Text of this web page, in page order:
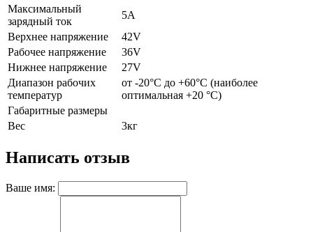
Максимальный
зарядный ток
5А
Верхнее напряжение
42V
Рабочее напряжение
36V
Нижнее напряжение
27V
Диапазон рабочих
температур
от -20°C до +60°C (наиболее
оптимальная +20 °C)
Габаритные размеры
Вес
3кг
Написать отзыв
Ваше имя: